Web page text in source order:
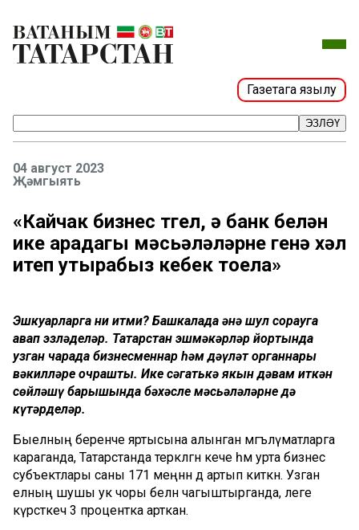
Газетага язылу
ЭЗЛӘҮ
04 август 2023
Җәмгыять
«Кайчак бизнес түгел, ә банк белән
ике арадагы мәсьәләләрне генә хәл
итеп утырабыз кебек тоела»
Эшкуарларга ни җитми? Башкалада әнә шул сорауга
җавап эзләделәр. Татарстан эшмәкәрләр йортында
узган чарада бизнесменнар һәм дәүләт органнары
вәкилләре очрашты. Ике сәгатькә якын дәвам иткән
сөйләшү барышында бәхәсле мәсьәләләрне дә
күтәрделәр.
Быелның беренче яртысына алынган мәгълүматларга
караганда, Татарстанда теркәлгән кече һәм урта бизнес
субъектлары саны 171 меңнән дә артып киткән. Узган
елның шушы ук чоры белән чагыштырганда, әлеге
күрсәткеч 3 процентка арткан.